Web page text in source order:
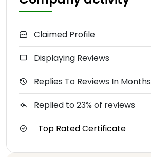
Claimed Profile
Displaying Reviews
Replies To Reviews In Months
Replied to 23% of reviews
Top Rated Certificate